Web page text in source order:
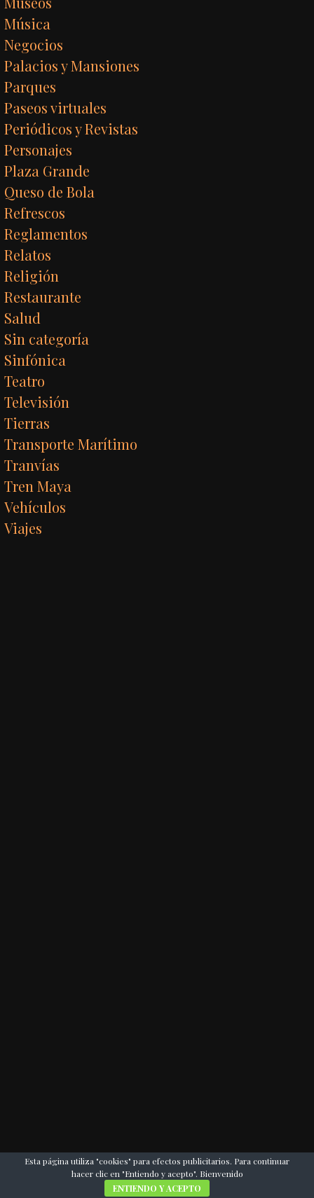
Música
Negocios
Palacios y Mansiones
Parques
Paseos virtuales
Periódicos y Revistas
Personajes
Plaza Grande
Queso de Bola
Refrescos
Reglamentos
Relatos
Religión
Restaurante
Salud
Sin categoría
Sinfónica
Teatro
Televisión
Tierras
Transporte Marítimo
Tranvías
Tren Maya
Vehículos
Viajes
Esta página utiliza "cookies" para efectos publicitarios. Para continuar
hacer clic en "Entiendo y acepto". Bienvenido
ENTIENDO Y ACEPTO